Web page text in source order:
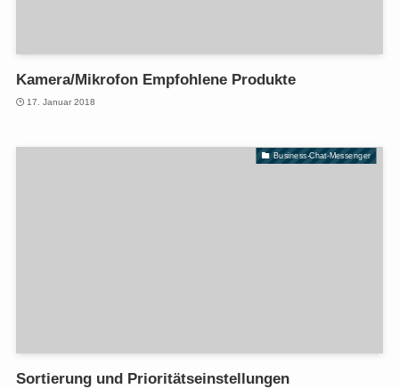
Kamera/Mikrofon Empfohlene Produkte
17. Januar 2018
Business-Chat-Messenger
Sortierung und Prioritätseinstellungen